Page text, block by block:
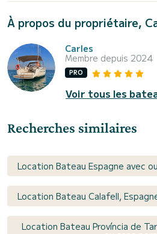
À propos du propriétaire,
Carles
Membre depuis 2024
PRO
Voir tous les
Recherches similaires
Location Bateau Espagne avec
Location Bateau Calafell,
Location Bateau Província de